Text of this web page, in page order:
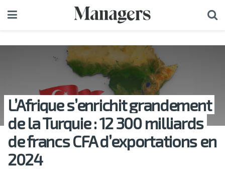
L’Afrique s’enrichit grandement
de la Turquie : 12 300 milliards
de francs CFA d’exportations en
2024